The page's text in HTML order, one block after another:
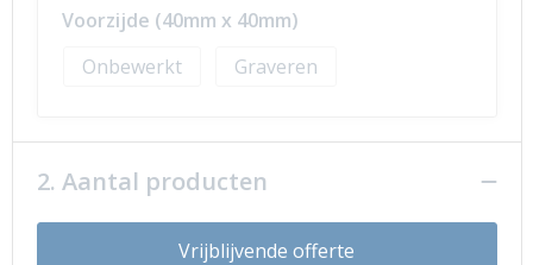
Voorzijde (40mm x 40mm)
Onbewerkt
Graveren
2. Aantal producten
Vrijblijvende offerte